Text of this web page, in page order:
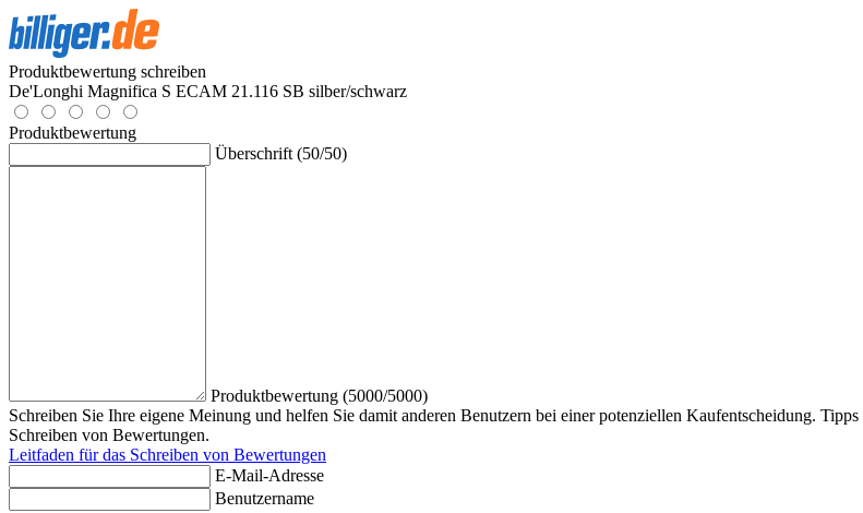
Produktbewertung schreiben
De'Longhi Magnifica S ECAM 21.116 SB silber/schwarz
Produktbewertung
Überschrift (50/50)
Produktbewertung (5000/5000)
Schreiben Sie Ihre eigene Meinung und helfen Sie damit anderen Benutzern bei einer potenziellen Kaufentscheidung.
Schreiben von Bewertungen.
Leitfaden für das Schreiben von Bewertungen
E-Mail-Adresse
Benutzername